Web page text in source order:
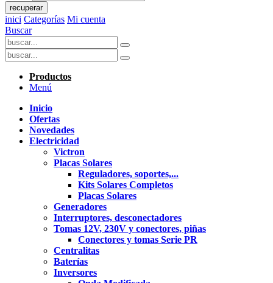
recuperar
inici Categorías Mi cuenta
Buscar
Productos
Menú
Inicio
Ofertas
Novedades
Electricidad
Victron
Placas Solares
Reguladores, soportes,...
Kits Solares Completos
Placas Solares
Generadores
Interruptores, desconectadores
Tomas 12V, 230V y conectores, piñas
Conectores y tomas Serie PR
Centralitas
Baterías
Inversores